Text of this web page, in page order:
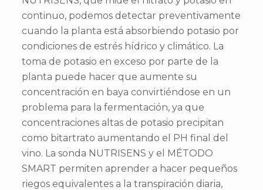
continuo, podemos detectar preventivamente
cuando la planta está absorbiendo potasio por
condiciones de estrés hídrico y climático. La
toma de potasio en exceso por parte de la
planta puede hacer que aumente su
concentración en baya convirtiéndose en un
problema para la fermentación, ya que
concentraciones altas de potasio precipitan
como bitartrato aumentando el PH final del
vino. La sonda NUTRISENS y el MÉTODO
SMART permiten aprender a hacer pequeños
riegos equivalentes a la transpiración diaria,